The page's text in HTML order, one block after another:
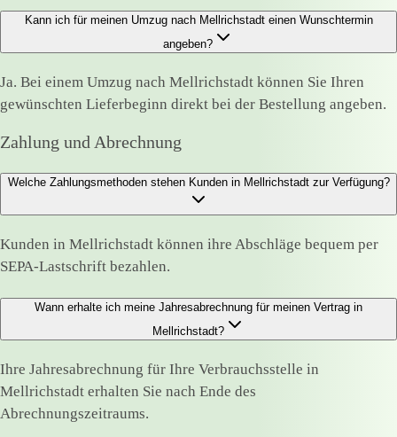
Kann ich für meinen Umzug nach Mellrichstadt einen Wunschtermin
angeben?
Ja. Bei einem Umzug nach Mellrichstadt können Sie Ihren
gewünschten Lieferbeginn direkt bei der Bestellung angeben.
Zahlung und Abrechnung
Welche Zahlungsmethoden stehen Kunden in Mellrichstadt zur Verfügung?
Kunden in Mellrichstadt können ihre Abschläge bequem per
SEPA-Lastschrift bezahlen.
Wann erhalte ich meine Jahresabrechnung für meinen Vertrag in
Mellrichstadt?
Ihre Jahresabrechnung für Ihre Verbrauchsstelle in
Mellrichstadt erhalten Sie nach Ende des
Abrechnungszeitraums.